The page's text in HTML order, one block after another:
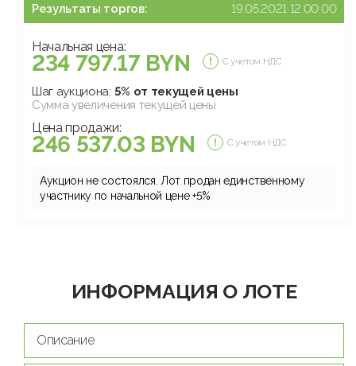
Результаты торгов: 19.05.2021 12:00:00
Начальная цена:
234 797.17 BYN С учетом НДС
Шаг аукциона: 5% от текущей цены
Сумма увеличения текущей цены
Цена продажи:
246 537.03 BYN С учетом НДС
Аукцион не состоялся. Лот продан единственному
участнику по начальной цене +5%
ИНФОРМАЦИЯ О ЛОТЕ
Описание